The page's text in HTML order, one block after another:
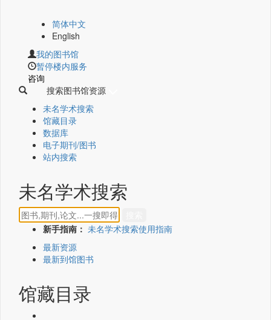
简体中文
English
我的图书馆
暂停楼内服务
咨询
搜索图书馆资源
未名学术搜索
馆藏目录
数据库
电子期刊/图书
站内搜索
未名学术搜索
新手指南： 未名学术搜索使用指南
最新资源
最新到馆图书
馆藏目录